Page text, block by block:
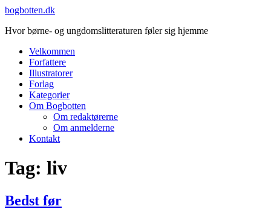
Videre
indhold
bogbotten.dk
Hvor børne- og ungdomslitteraturen føler sig hjemme
Velkommen
Forfattere
Illustratorer
Forlag
Kategorier
Om Bogbotten
Om redaktørerne
Om anmelderne
Kontakt
Tag: liv
Bedst før